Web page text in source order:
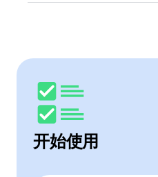
开始使用